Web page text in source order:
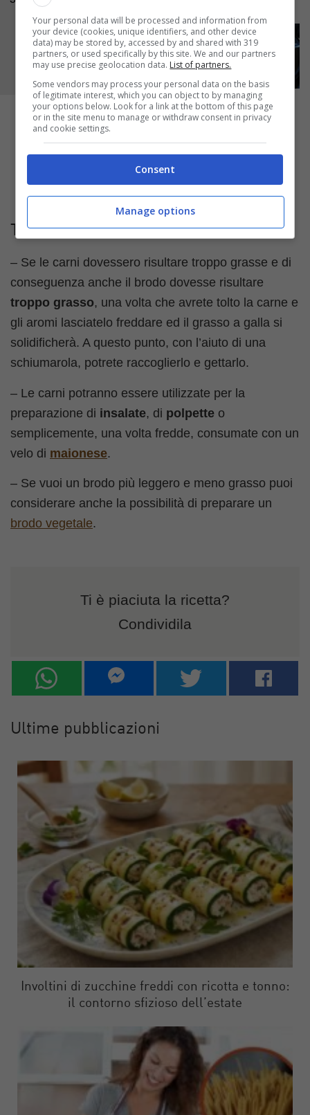
utilizzatelo a vostro piacere.
Trucchi e consigli
– Se le carni dovessero risultare troppo grasse e di
conseguenza anche il brodo dovesse risultare
troppo grasso, una volta che avrete tolto la carne e
gli aromi lasciatelo freddare ed il grasso a galla si
solidificherà. A questo punto, con l’aiuto di una
schiumarola, potrete raccoglierlo e gettarlo.
– Le carni potranno essere utilizzate per la
preparazione di insalate, di polpette o
semplicemente, una volta fredde, consumate con un
velo di maionese.
– Se vuoi un brodo più leggero e meno grasso puoi
considerare anche la possibilità di preparare un
brodo vegetale.
Ti è piaciuta la ricetta?
Condividila
Ultime pubblicazioni
Involtini di zucchine freddi con ricotta e tonno:
il contorno sfizioso dell’estate
Your personal data will be processed and information from
your device (cookies, unique identifiers, and other device
data) may be stored by, accessed by and shared with 319
partners, or used specifically by this site. We and our partners
may use precise geolocation data. List of partners.
Some vendors may process your personal data on the basis
of legitimate interest, which you can object to by managing
your options below. Look for a link at the bottom of this page
or in the site menu to manage or withdraw consent in privacy
and cookie settings.
Consent
Manage options